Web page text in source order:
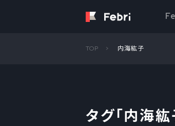
TOP 内海紘子
タグ「内海紘